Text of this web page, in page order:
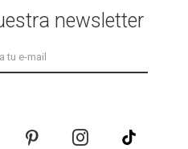
newsletter
 